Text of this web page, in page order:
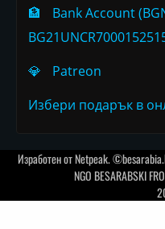
🏦
Bank Account
💎
Patreon
Избери подарък в
Изработен отNetpeak.
NGO BESARABSKI